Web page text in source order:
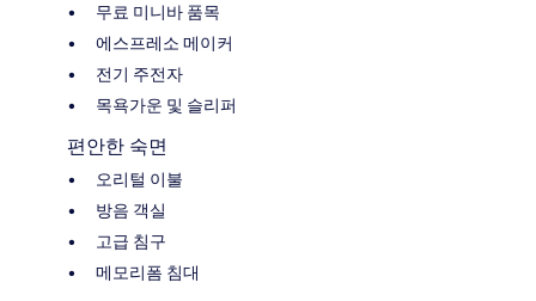
무료 미니바 품목
에스프레소 메이커
전기 주전자
목욕가운 및 슬리퍼
편안한 숙면
오리털 이불
방음 객실
고급 침구
메모리폼 침대